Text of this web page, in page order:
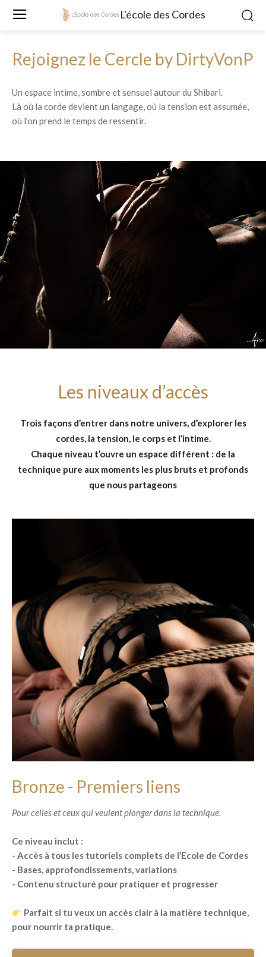
L'école des Cordes
Rejoignez le Cercle by DirtyVonP
Un espace intime, sombre et sensuel autour du Shibari.
Là où la corde devient un langage, où la tension est assumée,
où l’on prend le temps de ressentir.
Les niveaux d’accès
Trois façons d’entrer dans notre univers, d’explorer les
cordes, la tension, le corps et l’intime.
Chaque niveau t’ouvre un espace différent : de la
technique pure aux moments les plus bruts et profonds
que nous partageons
Bronze - Premiers liens
Pour celles et ceux qui veulent plonger dans la technique.
Ce niveau inclut :
- Accès à tous les tutoriels complets de l’Ecole de Cordes
- Bases, approfondissements, variations
- Contenu structuré pour pratiquer et progresser
Parfait si tu veux un accès clair à la matière technique,
pour nourrir ta pratique.